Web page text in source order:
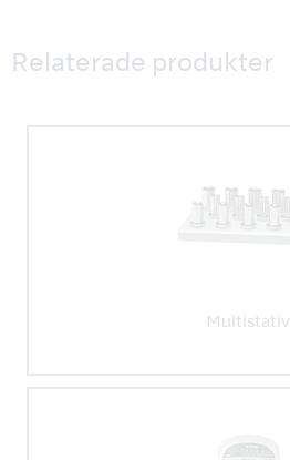
Relaterade produkter
Multistativ